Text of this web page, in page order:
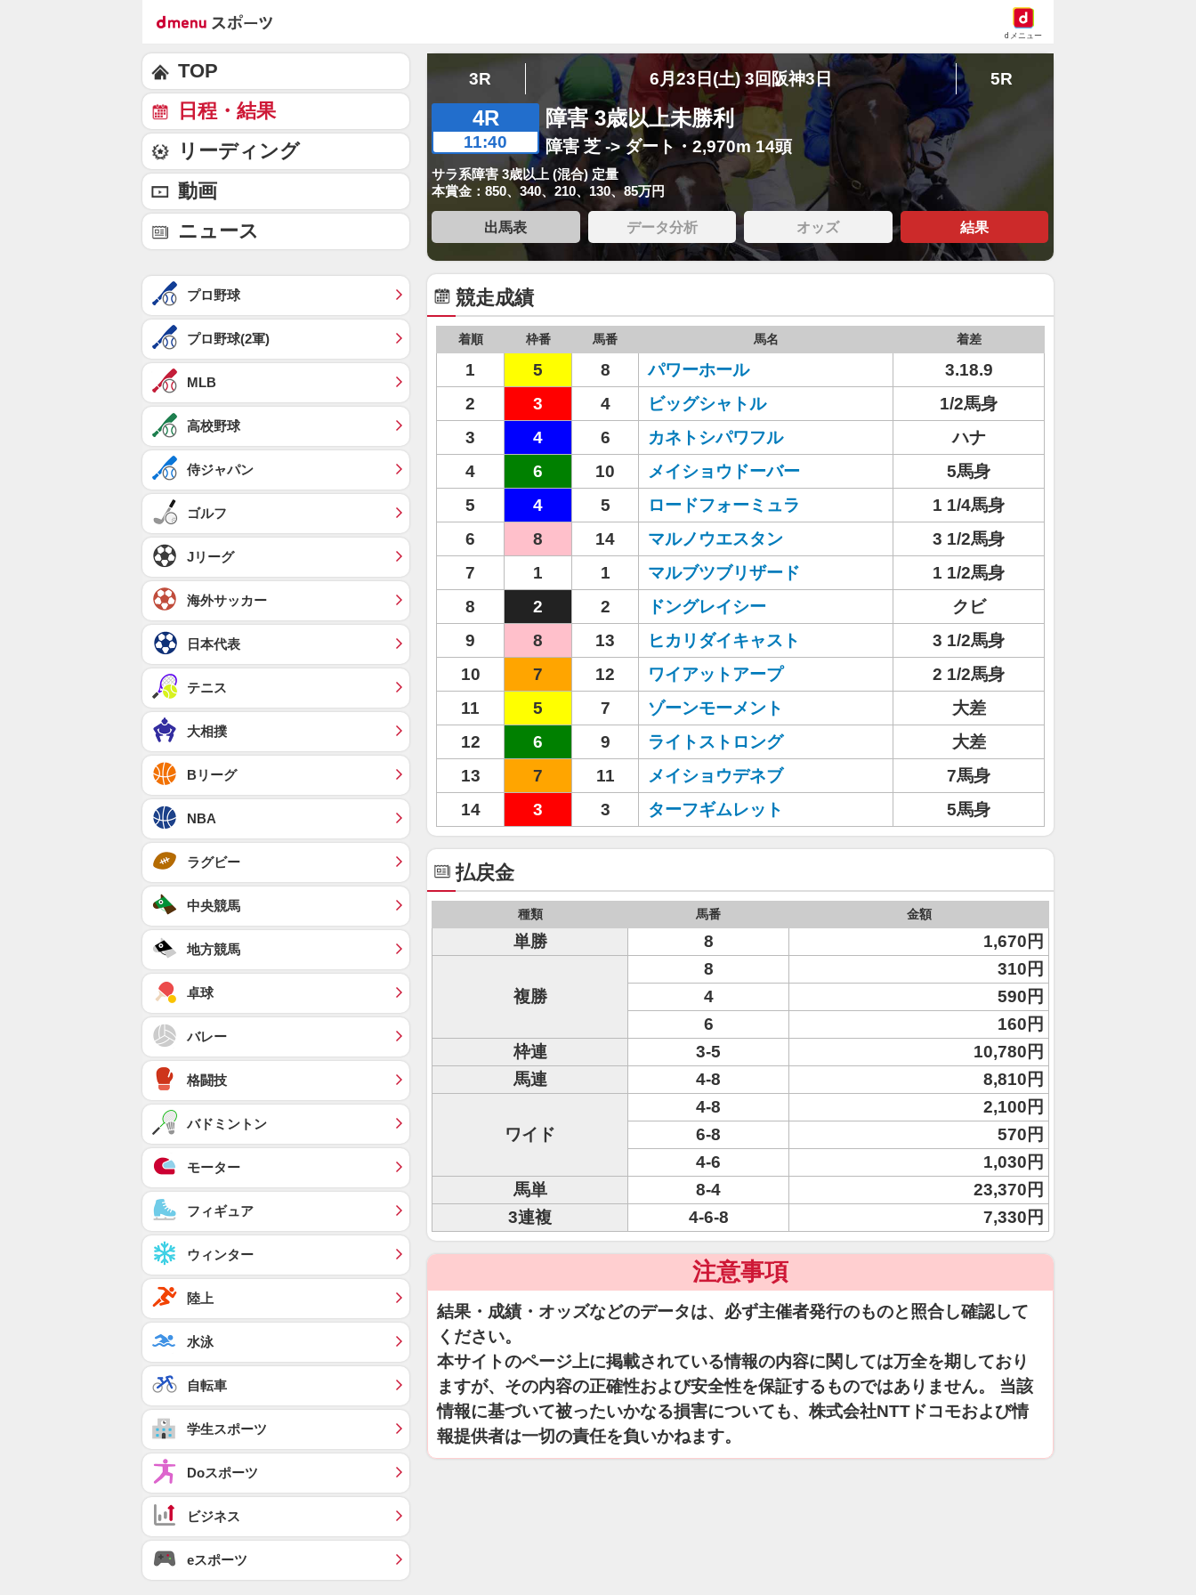
dメニュー
3R 6月23日(土) 3回阪神3日 5R
4R
11:40
障害 3歳以上未勝利
障害 芝 -> ダート・2,970m 14頭
サラ系障害 3歳以上 (混合) 定量
本賞金：850、340、210、130、85万円
出馬表 データ分析 オッズ 結果
競走成績
着順 枠番 馬番 馬名 着差
1 5 8 パワーホール
3.18.9
2
3 4 ビッグシャトル
1/2馬身
3
4 6 カネトシパワフル
ハナ
4
6 10 メイショウドーバー
5馬身
5
4 5 ロードフォーミュラ
1 1/4馬身
6
8 14 マルノウエスタン
3 1/2馬身
7
1 1 マルブツブリザード
1 1/2馬身
8
2 2 ドングレイシー
クビ
9
8 13 ヒカリダイキャスト
3 1/2馬身
10
7 12 ワイアットアープ
2 1/2馬身
11
5 7 ゾーンモーメント
大差
12
6 9 ライトストロング
大差
13
7 11 メイショウデネブ
7馬身
14
3 3 ターフギムレット 5馬身
払戻金
種類 馬番 金額
単勝 8 1,670円
複勝
8
310円
4
590円
6
160円
枠連
3-5
10,780円
馬連
4-8 8,810円
ワイド
4-8
2,100円
6-8
570円
4-6
1,030円
馬単
8-4
23,370円
3連複
4-6-8 7,330円
注意事項
結果・成績・オッズなどのデータは、必ず主催者発行のものと照合し確認して
ください。
本サイトのページ上に掲載されている情報の内容に関しては万全を期しており
ますが、その内容の正確性および安全性を保証するものではありません。 当該
情報に基づいて被ったいかなる損害についても、株式会社NTTドコモおよび情
報提供者は一切の責任を負いかねます。
TOP
日程・結果
リーディング
動画
ニュース
プロ野球
プロ野球(2軍)
MLB
高校野球
侍ジャパン
ゴルフ
Jリーグ
海外サッカー
日本代表
テニス
大相撲
Bリーグ
NBA
ラグビー
中央競馬
地方競馬
卓球
バレー
格闘技
バドミントン
モーター
フィギュア
ウィンター
陸上
水泳
自転車
学生スポーツ
Doスポーツ
ビジネス
eスポーツ